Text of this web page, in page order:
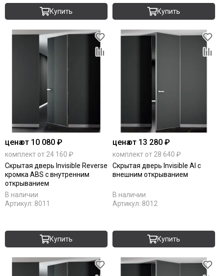
Купить Купить
ценаот 10 080 ₽
комплект от 24 160 ₽
Скрытая дверь Invisible Reverse
кромка ABS с внутренним
открыванием
В наличии
Артикул: 8011
Купить
ценаот 13 280 ₽
комплект от 28 640 ₽
Скрытая дверь Invisible Al с
внешним открыванием
В наличии
Артикул: 8012
Купить